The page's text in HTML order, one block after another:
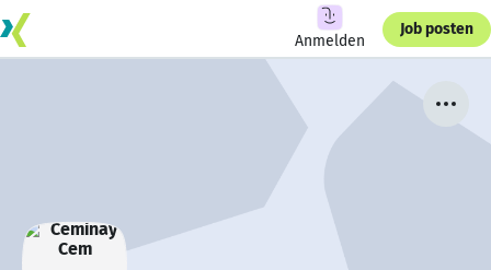
Anmelden
Job posten